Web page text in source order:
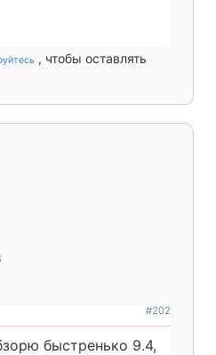
, чтобы оставлять
#202
быстренько 9.4,